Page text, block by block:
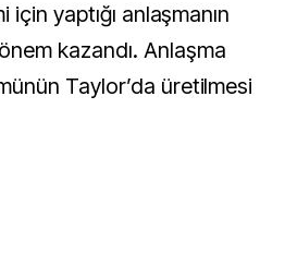
için yaptığı anlaşmanın
kazandı. Anlaşma
Taylor’da üretilmesi